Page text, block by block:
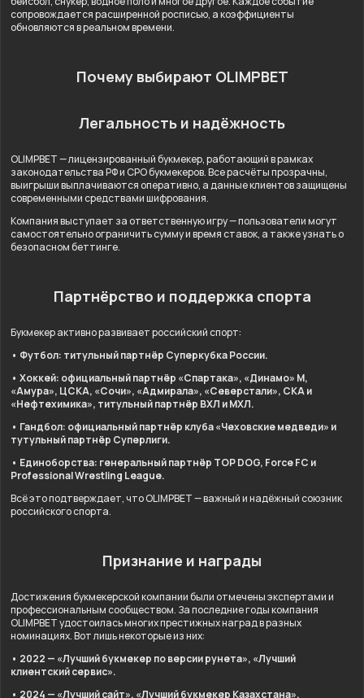
сопровождается расширенной росписью, а коэффициенты
обновляются в реальном времени.
Почему выбирают OLIMPBET
Легальность и надёжность
OLIMPBET — лицензированный букмекер, работающий в рамках
законодательства РФ и СРО букмекеров. Все расчёты прозрачны,
выигрыши выплачиваются оперативно, а данные клиентов защищены
современными средствами шифрования.
Компания выступает за ответственную игру — пользователи могут
самостоятельно ограничить сумму и время ставок, а также узнать о
безопасном беттинге.
Партнёрство и поддержка спорта
Букмекер активно развивает российский спорт:
• Футбол: титульный партнёр Суперкубка России.
• Хоккей: официальный партнёр «Спартака», «Динамо» М,
«Амура», ЦСКА, «Сочи», «Адмирала», «Северстали», СКА и
«Нефтехимика», титульный партнёр ВХЛ и МХЛ.
• Гандбол: официальный партнёр клуба «Чеховские медведи» и
тутульный партнёр Суперлиги.
• Единоборства: генеральный партнёр TOP DOG, Force FC и
Professional Wrestling League.
Всё это подтверждает, что OLIMPBET — важный и надёжный союзник
российского спорта.
Признание и награды
Достижения букмекерской компании были отмечены экспертами и
профессиональным сообществом. За последние годы компания
OLIMPBET удостоилась многих престижных наград в разных
номинациях. Вот лишь некоторые из них:
• 2022 — «Лучший букмекер по версии рунета», «Лучший
клиентский сервис».
• 2024 — «Лучший сайт», «Лучший букмекер Казахстана»,